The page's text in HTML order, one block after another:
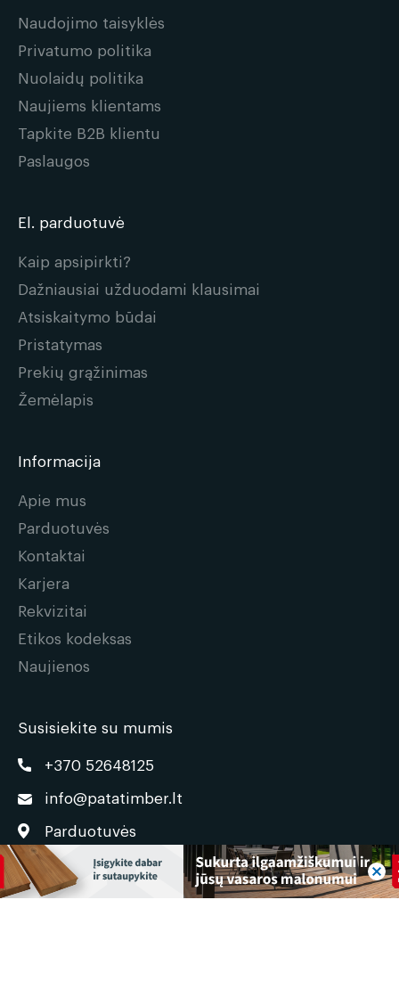
Naudojimo taisyklės
Privatumo politika
Nuolaidų politika
Naujiems klientams
Tapkite B2B klientu
Paslaugos
El. parduotuvė
Kaip apsipirkti?
Dažniausiai užduodami klausimai
Atsiskaitymo būdai
Pristatymas
Prekių grąžinimas
Žemėlapis
Informacija
Apie mus
Parduotuvės
Kontaktai
Karjera
Rekvizitai
Etikos kodeksas
Naujienos
Susisiekite su mumis
+370 52648125
info@patatimber.lt
Parduotuvės